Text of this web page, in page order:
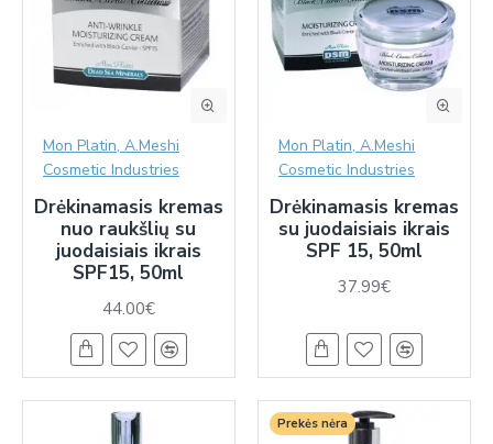
Mon Platin, A.Meshi
Cosmetic Industries
Drėkinamasis kremas
nuo raukšlių su
juodaisiais ikrais
SPF15, 50ml
44.00€
Mon Platin, A.Meshi
Cosmetic Industries
Drėkinamasis kremas
su juodaisiais ikrais
SPF 15, 50ml
37.99€
Prekės nėra